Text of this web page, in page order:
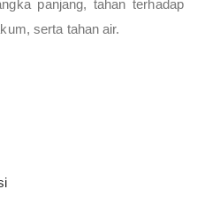
panjang, tahan terhadap
serta tahan air.